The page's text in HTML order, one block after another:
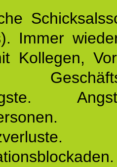
Immer
Kollegen,